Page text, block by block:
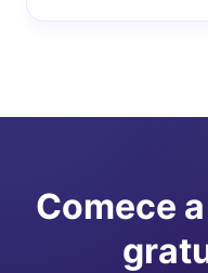
Comece